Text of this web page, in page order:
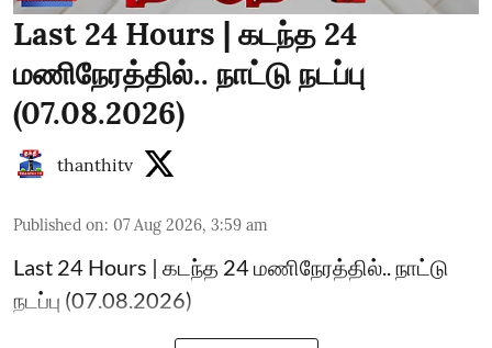
Last 24 Hours | கடந்த 24
மணிநேரத்தில்.. நாட்டு நடப்பு
(07.08.2026)
thanthitv
Published on: 07 Aug 2026, 3:59 am
Last 24 Hours | கடந்த 24 மணிநேரத்தில்.. நாட்டு
நடப்பு (07.08.2026)